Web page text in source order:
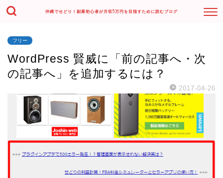
沖縄でせどり！副業初心者が月収5万円を目指すために読むブログ
フリー
WordPress 賢威に「前の記事へ・次
の記事へ」を追加するには？
2017-04-26